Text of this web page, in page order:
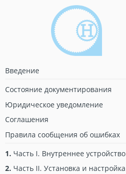
Введение
Состояние документирования
Юридическое уведомление
Соглашения
Правила сообщения об ошибках
1. Часть I. Внутреннее устройство
2. Часть II. Установка и настройка